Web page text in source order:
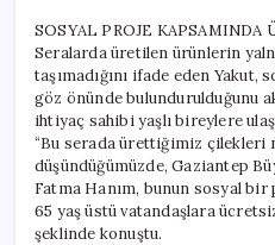
SOSYAL PROJE KAPSAMINDA
Seralarda üretilen ürünlerin
taşımadığını ifade eden
göz önünde bulundurulduğunu
ihtiyaç sahibi yaşlı bireylere
“Bu serada ürettiğimiz çilekleri
düşündüğümüzde, Gaziantep
Fatma Hanım, bunun sosyal
65 yaş üstü vatandaşlara
şeklinde konuştu.